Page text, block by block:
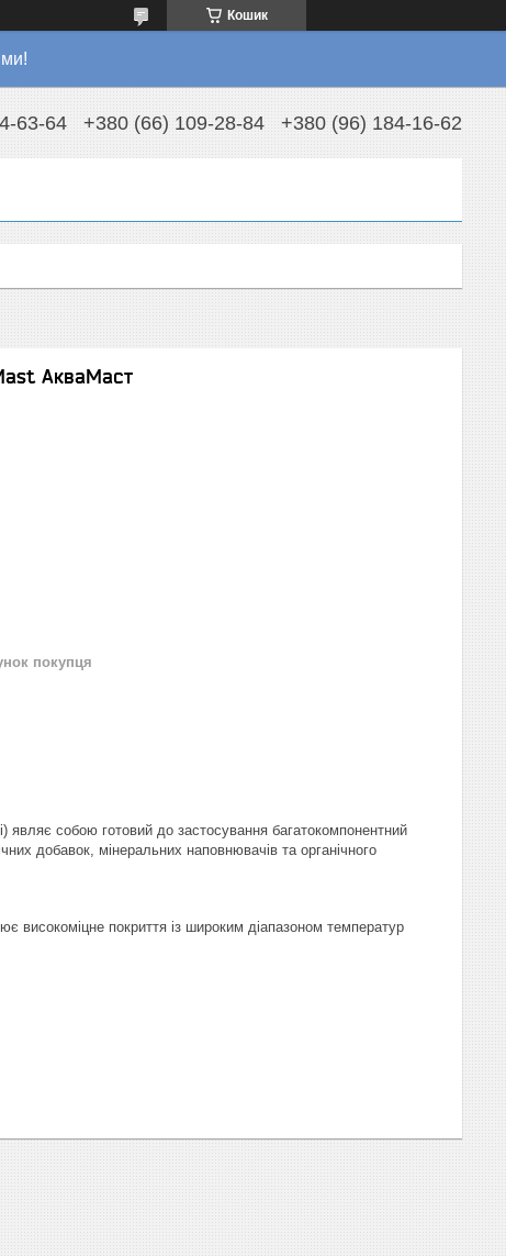
Кошик
63-64 +380 (66) 109-28-84 +380 (96) 184-16-62
АкваМаст
покупця
являє собою готовий до застосування багатокомпонентний
добавок, мінеральних наповнювачів та органічного
високоміцне покриття із широким діапазоном температур